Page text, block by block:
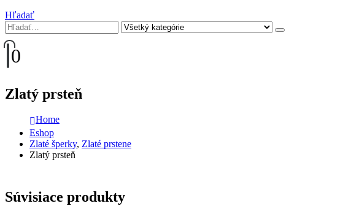
Hľadať
0
Zlatý prsteň
Home
Eshop
Zlaté šperky, Zlaté prstene
Zlatý prsteň
Súvisiace produkty